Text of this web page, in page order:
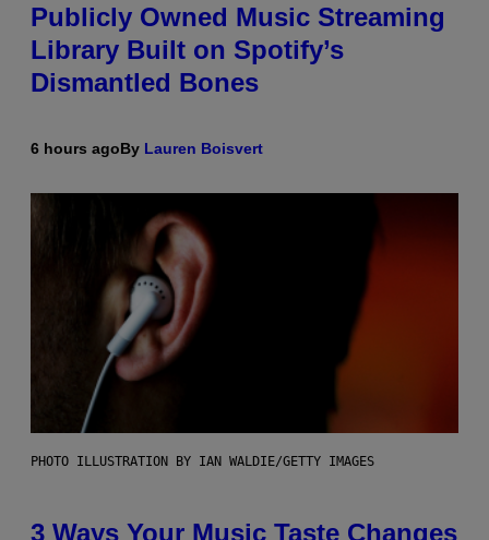
Publicly Owned Music Streaming
Library Built on Spotify’s
Dismantled Bones
6 hours agoBy Lauren Boisvert
PHOTO ILLUSTRATION BY IAN WALDIE/GETTY IMAGES
3 Ways Your Music Taste Changes